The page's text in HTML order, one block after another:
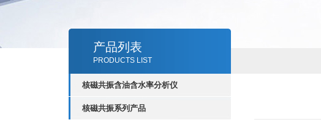
产品列表
PRODUCTS LIST
核磁共振含油含水率分析仪
核磁共振系列产品